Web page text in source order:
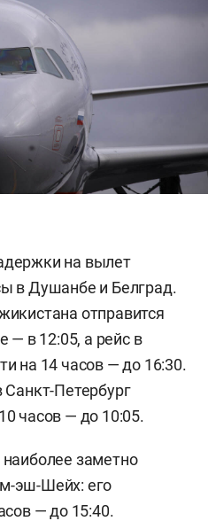
на вылет
в Душанбе и Белград.
отправится
— в 12:05, а рейс в
на 14 часов — до 16:30.
Петербург
часов — до 10:05.
заметно
эш-Шейх: его
— до 15:40.